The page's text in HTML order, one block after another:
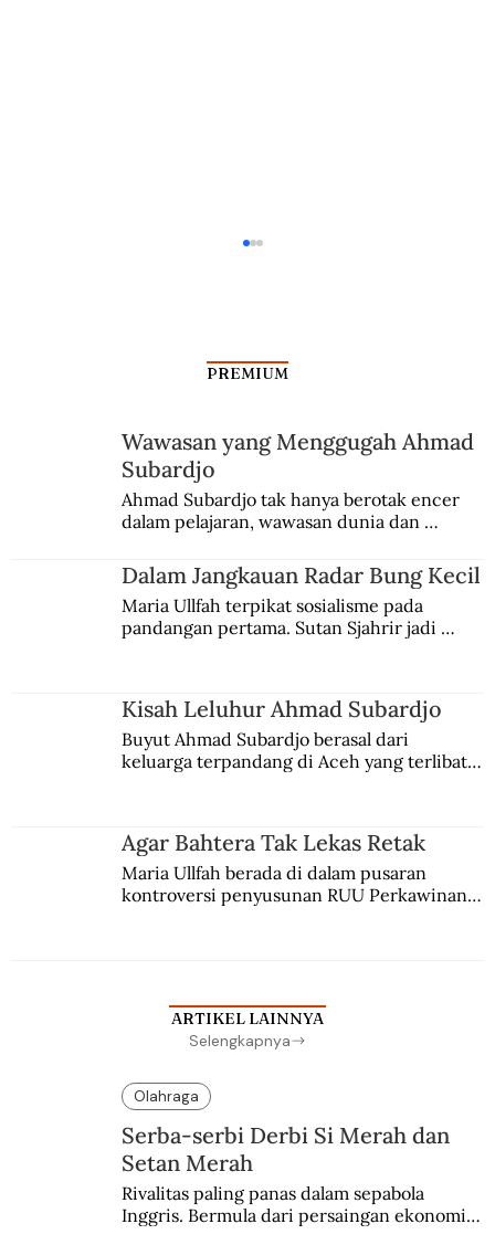
Antara Kartu Merah Balogun dan
Garrincha
PREMIUM
Wawasan yang Menggugah Ahmad
Subardjo
Ahmad Subardjo tak hanya berotak encer
dalam pelajaran, wawasan dunia dan
Jules Verne, Multatuli, hingga Sun Yat-sen.
Dalam Jangkauan Radar Bung Kecil
Maria Ullfah terpikat sosialisme pada
pandangan pertama. Sutan Sjahrir jadi
Kisah Leluhur Ahmad Subardjo
Buyut Ahmad Subardjo berasal dari
keluarga terpandang di Aceh yang terlibat
Agar Bahtera Tak Lekas Retak
Maria Ullfah berada di dalam pusaran
kontroversi penyusunan RUU Perkawinan.
ARTIKEL LAINNYA
Selengkapnya
Olahraga
Serba-serbi Derbi Si Merah dan
Setan Merah
Rivalitas paling panas dalam sepabola
Inggris. Bermula dari persaingan ekonomi